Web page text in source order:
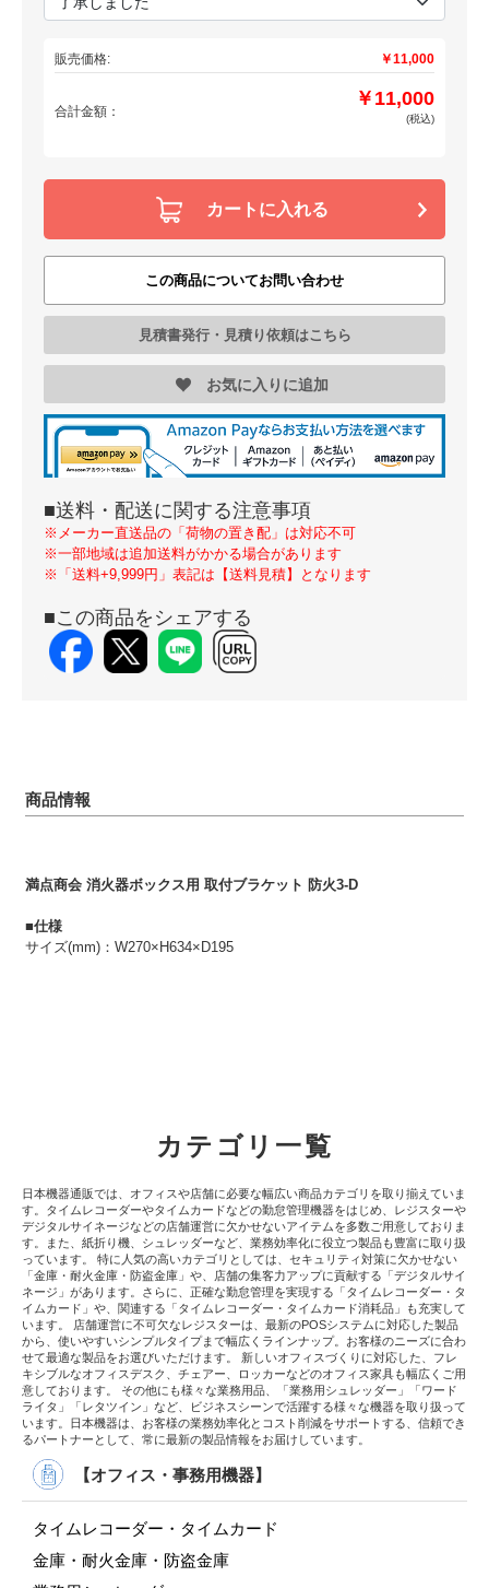
販売価格: ￥11,000
合計金額：
￥11,000
(税込)
カートに入れる
この商品についてお問い合わせ
見積書発行・見積り依頼はこちら
お気に入りに追加
■送料・配送に関する注意事項
※メーカー直送品の「荷物の置き配」は対応不可
※一部地域は追加送料がかかる場合があります
※「送料+9,999円」表記は【送料見積】となります
■この商品をシェアする
商品情報
満点商会 消火器ボックス用 取付ブラケット 防火3-D
■仕様
サイズ(mm)：W270×H634×D195
カテゴリ一覧
日本機器通販では、オフィスや店舗に必要な幅広い商品カテゴリを取り揃えていま
す。タイムレコーダーやタイムカードなどの勤怠管理機器をはじめ、レジスターや
デジタルサイネージなどの店舗運営に欠かせないアイテムを多数ご用意しておりま
す。また、紙折り機、シュレッダーなど、業務効率化に役立つ製品も豊富に取り扱
っています。 特に人気の高いカテゴリとしては、セキュリティ対策に欠かせない
「金庫・耐火金庫・防盗金庫」や、店舗の集客力アップに貢献する「デジタルサイ
ネージ」があります。さらに、正確な勤怠管理を実現する「タイムレコーダー・タ
イムカード」や、関連する「タイムレコーダー・タイムカード消耗品」も充実して
います。 店舗運営に不可欠なレジスターは、最新のPOSシステムに対応した製品
から、使いやすいシンプルタイプまで幅広くラインナップ。お客様のニーズに合わ
せて最適な製品をお選びいただけます。 新しいオフィスづくりに対応した、フレ
キシブルなオフィスデスク、チェアー、ロッカーなどのオフィス家具も幅広くご用
意しております。 その他にも様々な業務用品、「業務用シュレッダー」「ワード
ライタ」「レタツイン」など、ビジネスシーンで活躍する様々な機器を取り扱って
います。日本機器は、お客様の業務効率化とコスト削減をサポートする、信頼でき
るパートナーとして、常に最新の製品情報をお届けしています。
【オフィス・事務用機器】
タイムレコーダー・タイムカード
金庫・耐火金庫・防盗金庫